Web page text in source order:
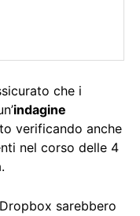
che i
indagine
verificando anche
nel corso delle 4
sarebbero